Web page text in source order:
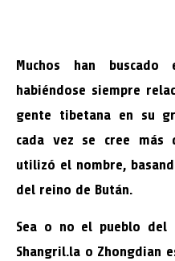
Muchos han
habiéndose siempre
gente tibetana en su
cada vez se cree más
utilizó el nombre,
del reino de Bután.
Sea o no el pueblo del
Shangril.la o Zhongdian